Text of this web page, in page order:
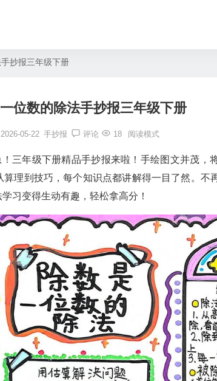
抄报三年级下册
位数的除法手抄报三年级下册
2026-05-22 手抄报 评论 18 阅读模式
三年级下册精品手抄报来啦！手绘图文并茂，
理到技巧，每个知识点都讲解得一目了然。不
习变得生动有趣，轻松拿高分！